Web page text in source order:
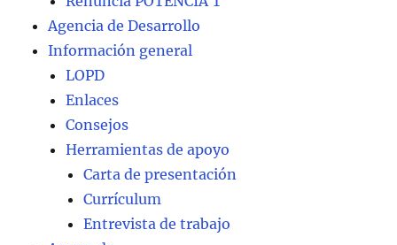
Agencia de Desarrollo
Información general
LOPD
Enlaces
Consejos
Herramientas de apoyo
Carta de presentación
Currículum
Entrevista de trabajo